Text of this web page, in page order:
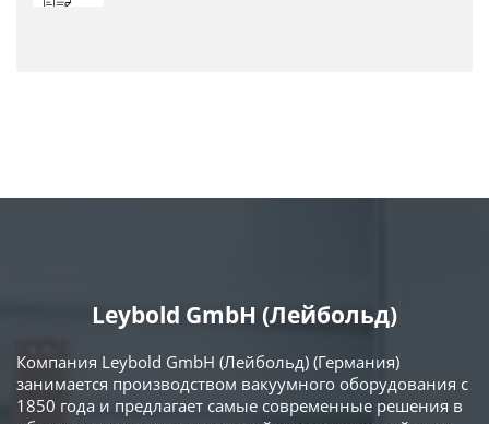
Leybold GmbH (Лейбольд)
Компания Leybold GmbH (Лейбольд) (Германия)
занимается производством вакуумного оборудования с
1850 года и предлагает самые современные решения в